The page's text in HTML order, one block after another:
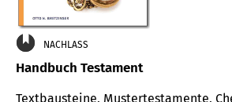
NACHLASS
Handbuch Testament
Textbausteine, Mustertestamente,